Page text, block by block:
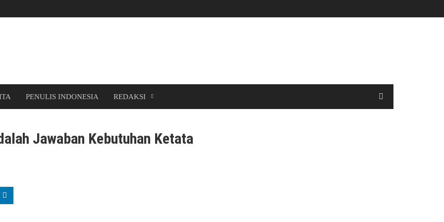
PENULIS INDONESIA REDAKSI
Jawaban Kebutuhan Ketata